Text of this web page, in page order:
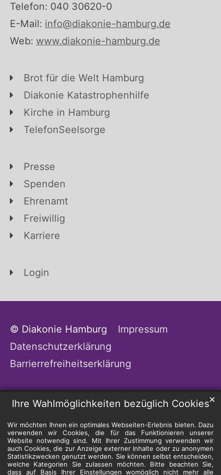
Ihre Wahlmöglichkeiten bezüglich Cookies
Wir möchten Ihnen ein optimales Webseiten-Erlebnis bieten. Dazu
verwenden wir Cookies, die für das Funktionieren unserer
Website notwendig sind. Mit Ihrer Zustimmung verwenden wir
auch Cookies, die zur Anzeige externer Inhalte oder zu anonymen
Statistikzwecken genutzt werden. Sie können selbst entscheiden,
welche Kategorien Sie zulassen möchten. Bitte beachten Sie,
dass auf Basis Ihrer Einstellungen womöglich nicht mehr alle
✕
Telefon: 040 30620-0
E-Mail: info@diakonie-hamburg.de
Web: www.diakonie-hamburg.de
Brot für die Welt Hamburg
Diakonie Katastrophenhilfe
Kirche in Hamburg
TelefonSeelsorge
Presse
Spenden
Ehrenamt
Freiwillig
Karriere
Login
© Diakonie Hamburg
Impressum
Datenschutzerklärung
Barrierrefreiheitserklärung